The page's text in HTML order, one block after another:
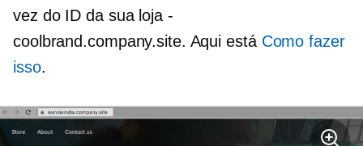
vez do ID da sua loja -
coolbrand.company.site. Aqui está Como fazer
isso.